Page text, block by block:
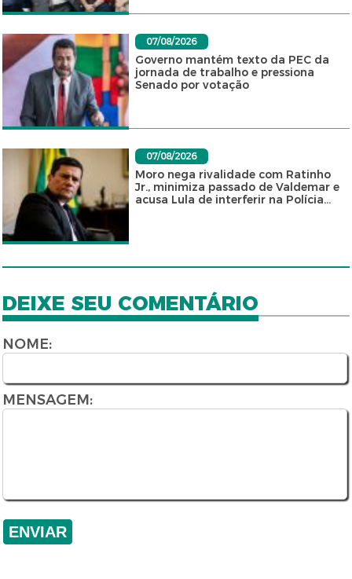
07/08/2026
Governo mantém texto da PEC da
jornada de trabalho e pressiona
Senado por votação
07/08/2026
Moro nega rivalidade com Ratinho
Jr., minimiza passado de Valdemar e
acusa Lula de interferir na Polícia...
DEIXE SEU COMENTÁRIO
NOME:
MENSAGEM: